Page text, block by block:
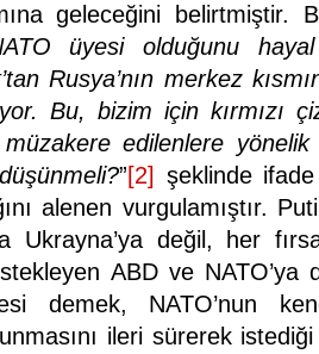
geleceğini belirtmiştir.
üyesi olduğunu
Rusya’nın merkez
Bu, bizim için kırmızı
edilenlere yönelik
”[2] şeklinde
alenen vurgulamıştır.
Ukrayna’ya değil, her
ABD ve NATO’ya
demek, NATO’nun
ileri sürerek